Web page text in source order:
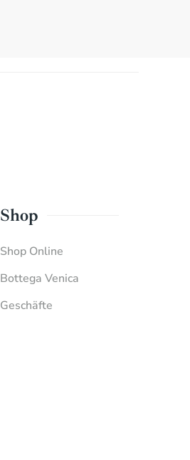
Shop
Shop Online
Bottega Venica
Geschäfte